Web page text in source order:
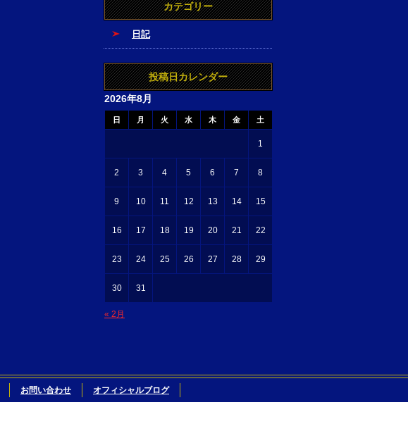
カテゴリー
日記
投稿日カレンダー
2026年8月
日 月 火 水 木 金 土
« 2月
1
2 3 4 5 6 7 8
9 10 11 12 13 14 15
16 17 18 19 20 21 22
23 24 25 26 27 28 29
30 31
お問い合わせ オフィシャルブログ